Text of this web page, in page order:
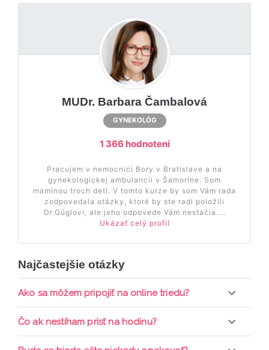
MUDr. Barbara Čambalová
GYNEKOLÓG
1 366 hodnotení
Pracujem v nemocnici Bory v Bratislave a na
gynekologickej ambulancii v Šamoríne. Som
maminou troch detí. V tomto kurze by som Vám rada
zodpovedala otázky, ktoré by ste radi položili
Dr.Gúglovi, ale jeho odpovede Vám nestačia....
Ukázať celý profil
Najčastejšie otázky
Ako sa môžem pripojiť na online triedu?
Pripojenie do online triedy prebieha priamo cez
Čo ak nestíham prísť na hodinu?
Každá trieda sa nahráva a je k dispozícií po dobu 7